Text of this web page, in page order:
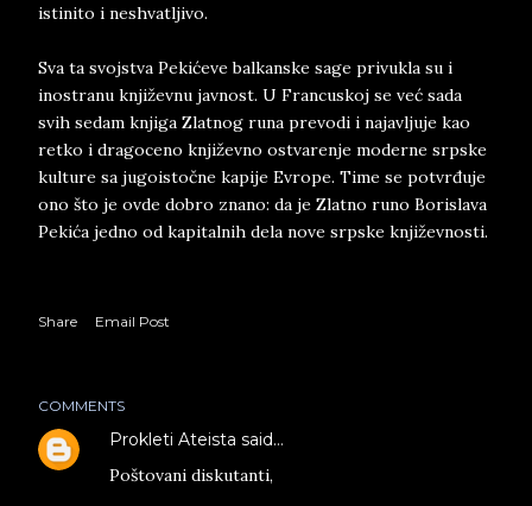
istinito i neshvatljivo.
Sva ta svojstva Pekićeve balkanske sage privukla su i
inostranu književnu javnost. U Francuskoj se već sada
svih sedam knjiga Zlatnog runa prevodi i najavljuje kao
retko i dragoceno književno ostvarenje moderne srpske
kulture sa jugoistočne kapije Evrope. Time se potvrđuje
ono što je ovde dobro znano: da je Zlatno runo Borislava
Pekića jedno od kapitalnih dela nove srpske književnosti.
Share Email Post
COMMENTS
Prokleti Ateista said…
Poštovani diskutanti,